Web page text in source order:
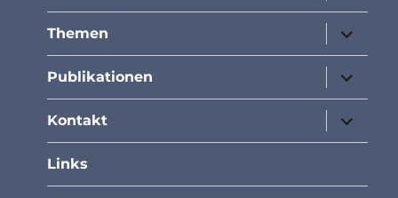
öffnen
Themen
öffnen
Publikationen
öffnen
Kontakt
öffnen
Links